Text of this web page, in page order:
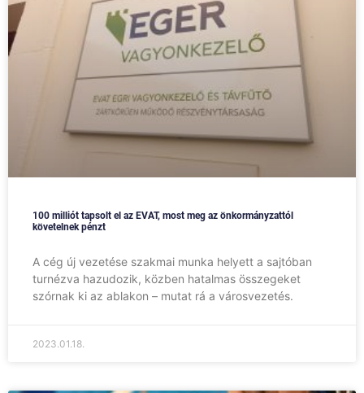
100 milliót tapsolt el az EVAT, most meg az önkormányzattól
követelnek pénzt
A cég új vezetése szakmai munka helyett a sajtóban
turnézva hazudozik, közben hatalmas összegeket
szórnak ki az ablakon – mutat rá a városvezetés.
2023.01.18.